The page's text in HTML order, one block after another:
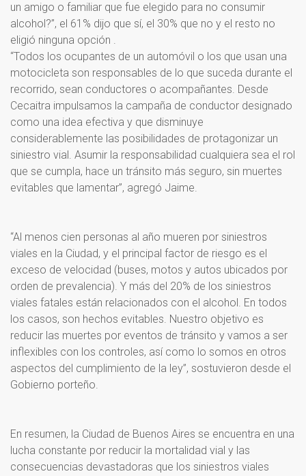
un amigo o familiar que fue elegido para no consumir
alcohol?”, el 61% dijo que sí, el 30% que no y el resto no
eligió ninguna opción .
“Todos los ocupantes de un automóvil o los que usan una
motocicleta son responsables de lo que suceda durante el
recorrido, sean conductores o acompañantes. Desde
Cecaitra impulsamos la campaña de conductor designado
como una idea efectiva y que disminuye
considerablemente las posibilidades de protagonizar un
siniestro vial. Asumir la responsabilidad cualquiera sea el rol
que se cumpla, hace un tránsito más seguro, sin muertes
evitables que lamentar”, agregó Jaime.
“Al menos cien personas al año mueren por siniestros
viales en la Ciudad, y el principal factor de riesgo es el
exceso de velocidad (buses, motos y autos ubicados por
orden de prevalencia). Y más del 20% de los siniestros
viales fatales están relacionados con el alcohol. En todos
los casos, son hechos evitables. Nuestro objetivo es
reducir las muertes por eventos de tránsito y vamos a ser
inflexibles con los controles, así como lo somos en otros
aspectos del cumplimiento de la ley”, sostuvieron desde el
Gobierno porteño.
En resumen, la Ciudad de Buenos Aires se encuentra en una
lucha constante por reducir la mortalidad vial y las
consecuencias devastadoras que los siniestros viales